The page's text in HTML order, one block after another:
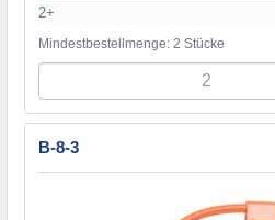
2+
Mindestbestellmenge: 2 Stücke
B-8-3